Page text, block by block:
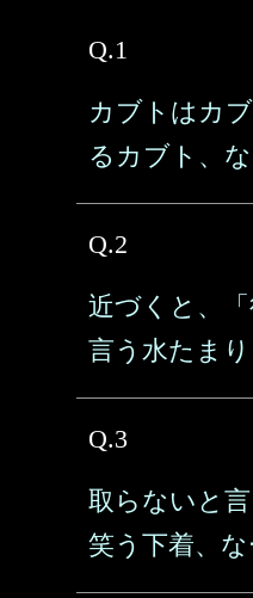
Q.1
カブトはカ
るカブト、
Q.2
近づくと、
言う水たま
Q.3
取らないと
笑う下着、な